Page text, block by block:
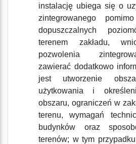
instalację ubiega się o
zintegrowanego
dopuszczalnych
terenem zakładu,
pozwolenia
zawierać dodatkowo
jest utworzenie
użytkowania i
obszaru, ograniczeń w
terenu, wymagań
budynków oraz
terenów; w tym